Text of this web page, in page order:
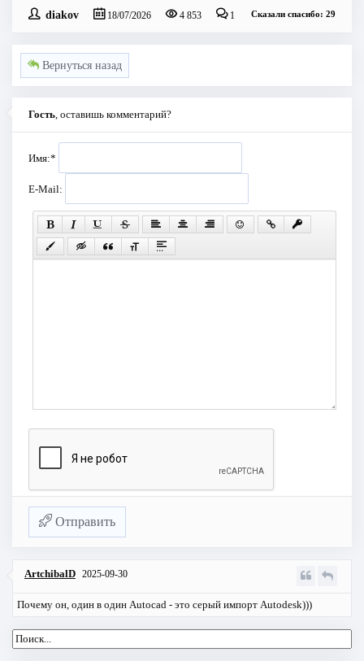
diakov 18/07/2026 4 853 1 Сказали спасибо: 29
Вернуться назад
Гость, оставишь комментарий?
Имя:*
E-Mail:
Отправить
ArtchibalD 2025-09-30
Почему он, один в один Autocad - это серый импорт Autodesk)))